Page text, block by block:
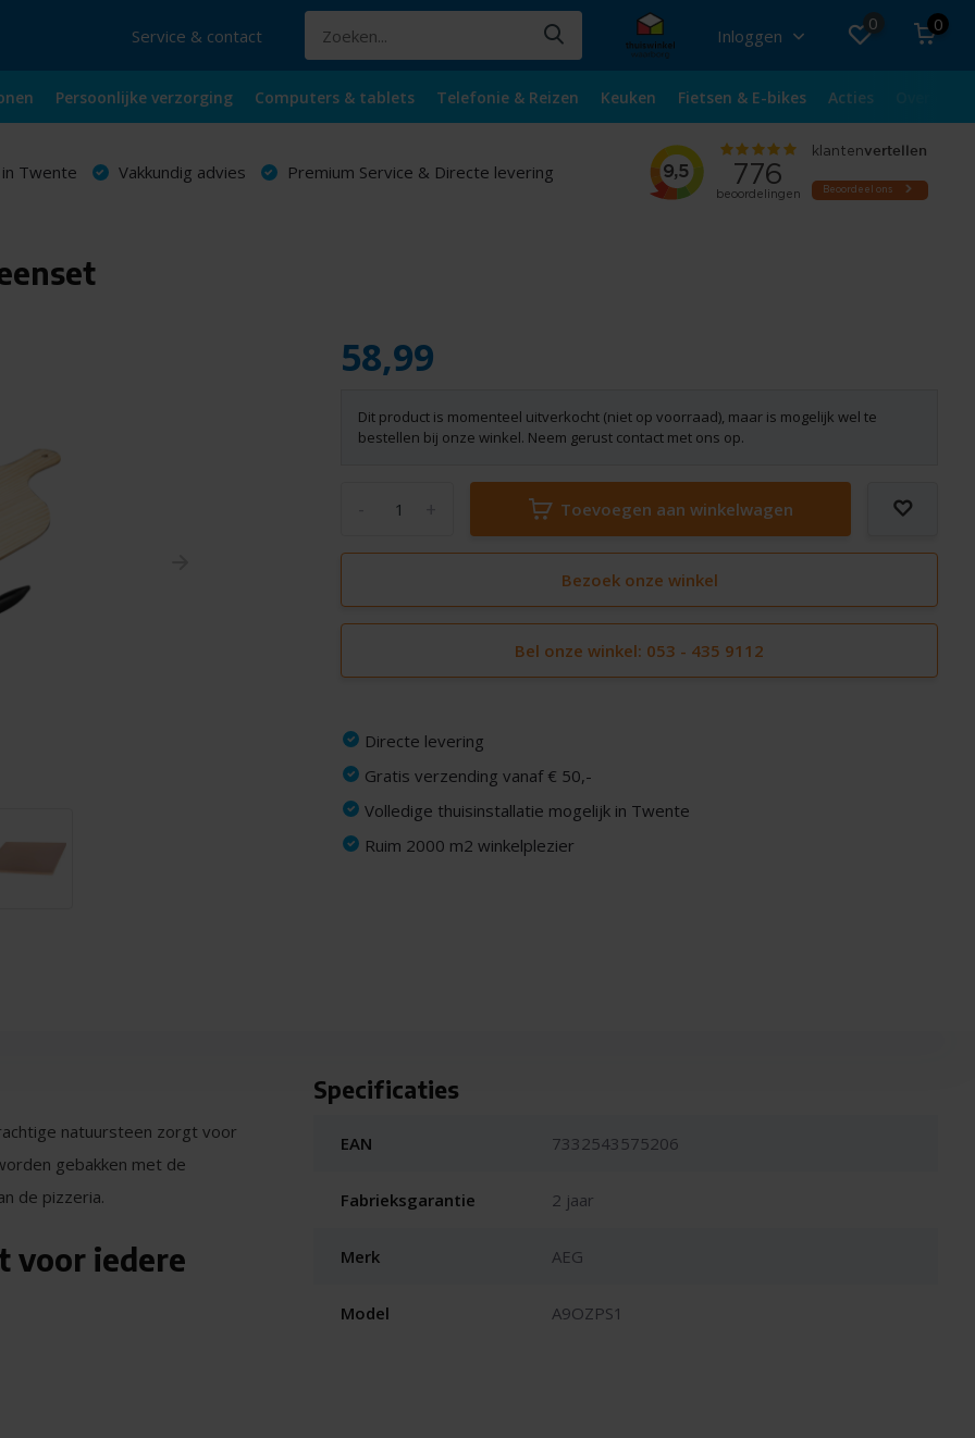
Service & contact Inloggen
0 0
Persoonlijke verzorging Computers & tablets Telefonie & Reizen Keuken Fietsen & E-bikes Acties
Twente Vakkundig advies Premium Service & Directe levering
58,99
Dit product is momenteel uitverkocht (niet op voorraad), maar is mogelijk wel te
bestellen bij onze winkel. Neem gerust contact met ons op.
Toevoegen aan winkelwagen
Bezoek onze winkel
Bel onze winkel: 053 - 435 9112
Directe levering
Gratis verzending vanaf € 50,-
Volledige thuisinstallatie mogelijk in Twente
Ruim 2000 m2 winkelplezier
natuursteen zorgt voor
gebakken met de
de pizzeria.
voor iedere
Specificaties
EAN 7332543575206
Fabrieksgarantie 2 jaar
Merk AEG
Model A9OZPS1